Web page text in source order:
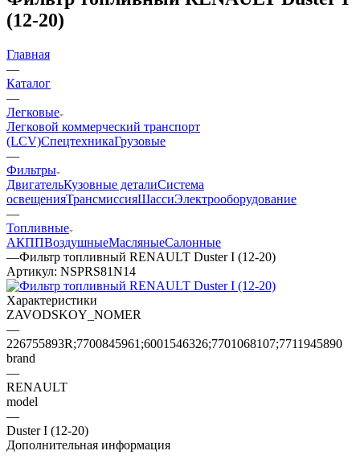
(12-20)
Главная
—
Каталог
—
Легковые
Легковой коммерческий транспорт
(LCV)СпецтехникаГрузовые
—
Фильтры
ДвигательКузовные деталиСистема
освещенияТрансмиссияШассиЭлектрооборудование
—
Топливные
АКППВоздушныеМасляныеСалонные
—Фильтр топливный RENAULT Duster I (12-20)
Артикул: NSPRS81N14
Характеристики
ZAVODSKOY_NOMER
—
226755893R;7700845961;6001546326;7701068107;7711945890
brand
—
RENAULT
model
—
Duster I (12-20)
Дополнительная информация